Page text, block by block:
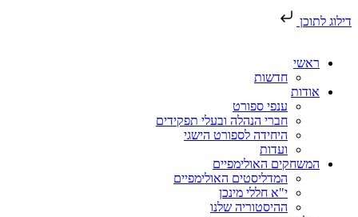
דילוג לתוכן
ראשי
חדשות
אודות
ענפי ספורט
חברי הנהלה ובעלי תפקידים
היחידה לספורט הישגי
ועדות
המשחקים האולימפיים
המדליסטים האולימפיים
י"א חללי מינכן
ההיסטוריה שלנו